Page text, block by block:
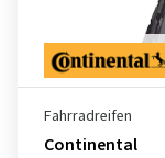
Fahrradreifen
Continental